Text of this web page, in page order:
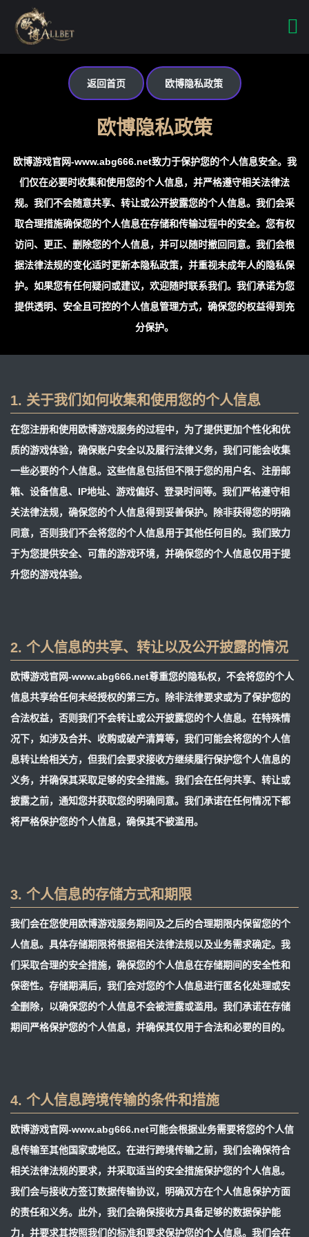
返回首页 欧博隐私政策
欧博隐私政策
欧博游戏官网-www.abg666.net致力于保护您的个人信息安全。我
们仅在必要时收集和使用您的个人信息，并严格遵守相关法律法
规。我们不会随意共享、转让或公开披露您的个人信息。我们会采
取合理措施确保您的个人信息在存储和传输过程中的安全。您有权
访问、更正、删除您的个人信息，并可以随时撤回同意。我们会根
据法律法规的变化适时更新本隐私政策，并重视未成年人的隐私保
护。如果您有任何疑问或建议，欢迎随时联系我们。我们承诺为您
提供透明、安全且可控的个人信息管理方式，确保您的权益得到充
分保护。
1. 关于我们如何收集和使用您的个人信息
在您注册和使用欧博游戏服务的过程中，为了提供更加个性化和优
质的游戏体验，确保账户安全以及履行法律义务，我们可能会收集
一些必要的个人信息。这些信息包括但不限于您的用户名、注册邮
箱、设备信息、IP地址、游戏偏好、登录时间等。我们严格遵守相
关法律法规，确保您的个人信息得到妥善保护。除非获得您的明确
同意，否则我们不会将您的个人信息用于其他任何目的。我们致力
于为您提供安全、可靠的游戏环境，并确保您的个人信息仅用于提
升您的游戏体验。
2. 个人信息的共享、转让以及公开披露的情况
欧博游戏官网-www.abg666.net尊重您的隐私权，不会将您的个人
信息共享给任何未经授权的第三方。除非法律要求或为了保护您的
合法权益，否则我们不会转让或公开披露您的个人信息。在特殊情
况下，如涉及合并、收购或破产清算等，我们可能会将您的个人信
息转让给相关方，但我们会要求接收方继续履行保护您个人信息的
义务，并确保其采取足够的安全措施。我们会在任何共享、转让或
披露之前，通知您并获取您的明确同意。我们承诺在任何情况下都
将严格保护您的个人信息，确保其不被滥用。
3. 个人信息的存储方式和期限
我们会在您使用欧博游戏服务期间及之后的合理期限内保留您的个
人信息。具体存储期限将根据相关法律法规以及业务需求确定。我
们采取合理的安全措施，确保您的个人信息在存储期间的安全性和
保密性。存储期满后，我们会对您的个人信息进行匿名化处理或安
全删除，以确保您的个人信息不会被泄露或滥用。我们承诺在存储
期间严格保护您的个人信息，并确保其仅用于合法和必要的目的。
4. 个人信息跨境传输的条件和措施
欧博游戏官网-www.abg666.net可能会根据业务需要将您的个人信
息传输至其他国家或地区。在进行跨境传输之前，我们会确保符合
相关法律法规的要求，并采取适当的安全措施保护您的个人信息。
我们会与接收方签订数据传输协议，明确双方在个人信息保护方面
的责任和义务。此外，我们会确保接收方具备足够的数据保护能
力，并要求其按照我们的标准和要求保护您的个人信息。我们会在